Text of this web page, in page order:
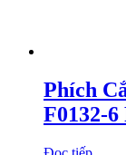
Phích
F0132-